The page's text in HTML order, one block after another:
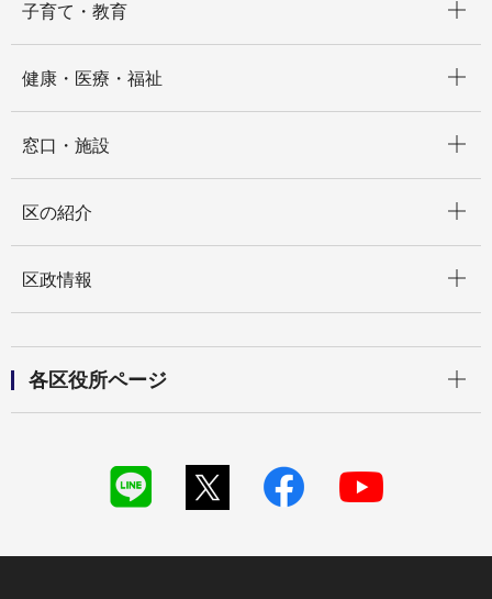
子育て・教育
健康・医療・福祉
窓口・施設
区の紹介
区政情報
各区役所ページ